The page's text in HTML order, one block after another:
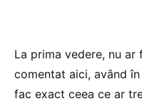
La prima vedere, nu
comentat aici, având
fac exact ceea ce ar